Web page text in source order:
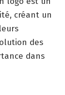
créant un
des
dans